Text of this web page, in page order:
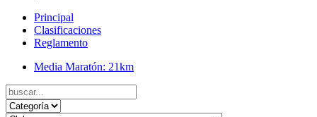
Principal
Clasificaciones
Reglamento
Media Maratón: 21km